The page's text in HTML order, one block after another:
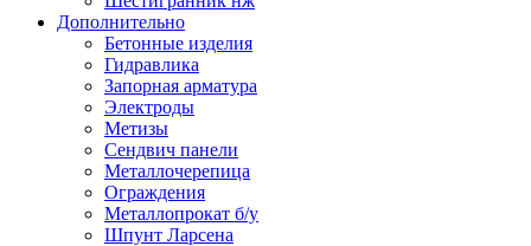
Дополнительно
Бетонные изделия
Гидравлика
Запорная арматура
Электроды
Метизы
Сендвич панели
Металлочерепица
Ограждения
Металлопрокат б/у
Шпунт Ларсена